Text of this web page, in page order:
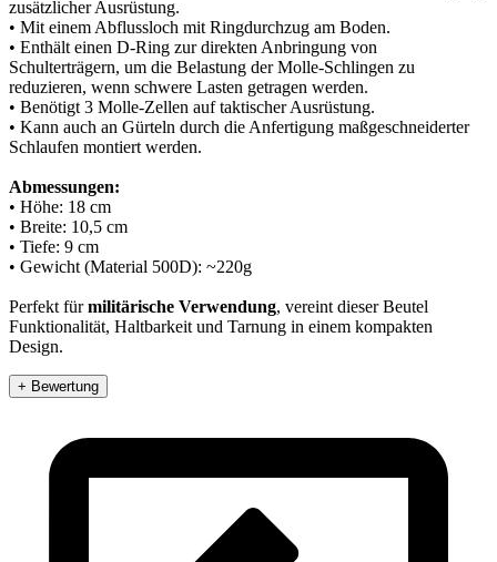
zusätzlicher Ausrüstung.
• Mit einem Abflussloch mit Ringdurchzug am Boden.
• Enthält einen D-Ring zur direkten Anbringung von
Schulterträgern, um die Belastung der Molle-Schlingen zu
reduzieren, wenn schwere Lasten getragen werden.
• Benötigt 3 Molle-Zellen auf taktischer Ausrüstung.
• Kann auch an Gürteln durch die Anfertigung maßgeschneiderter
Schlaufen montiert werden.
Abmessungen:
• Höhe: 18 cm
• Breite: 10,5 cm
• Tiefe: 9 cm
• Gewicht (Material 500D): ~220g
Perfekt fürmilitärische Verwendung, vereint dieser Beutel
Funktionalität, Haltbarkeit und Tarnung in einem kompakten
Design.
+ Bewertung